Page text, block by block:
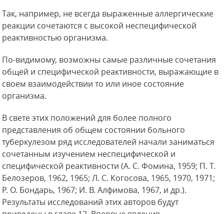
Так, например, не всегда выраженные аллергические
реакции сочетаются с высокой неспецифической
реактивностью организма.
По-видимому, возможны самые различные сочетания
общей и специфической реактивности, выражающие в
своем взаимодействии то или иное состояние
организма.
В свете этих положений для более полного
представления об общем состоянии больного
туберкулезом ряд исследователей начали заниматься
сочетанным изучением неспецифической и
специфической реактивности (А. С. Фомина, 1959; П. Т.
Белозеров, 1962, 1965; Л. С. Когосова, 1965, 1970, 1971;
Р. О. Бондарь, 1967; И. В. Алфимова, 1967, и др.).
Результаты исследований этих авторов будут